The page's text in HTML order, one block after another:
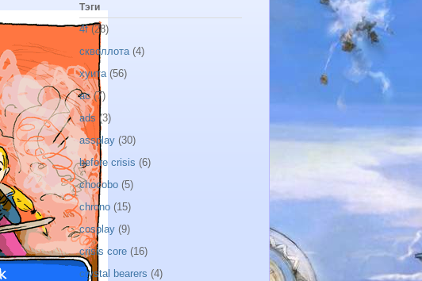
Тэги
4f (28)
скволлота (4)
хуита (56)
ac (7)
ads (3)
assplay (30)
before crisis (6)
chocobo (5)
chrono (15)
cosplay (9)
crisis core (16)
crystal bearers (4)